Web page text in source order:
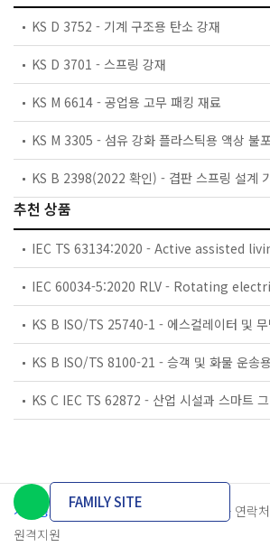
KS D 3752 - 기계 구조용 탄소 강재
KS D 3701 - 스프링 강재
KS M 6614 - 공업용 고무 패킹 재료
KS B 2398(2022 확인) - 겹판 스프링 설계
추천 상품
개인정보처리방침 이용약관 담당자 연락처
원격지원
FAMILY SITE